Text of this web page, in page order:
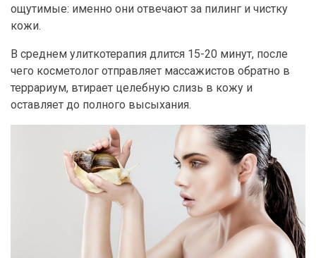
ощутимые: именно они отвечают за пилинг и чистку
кожи.
В среднем улиткотерапия длится 15-20 минут, после
чего косметолог отправляет массажистов обратно в
террариум, втирает целебную слизь в кожу и
оставляет до полного высыхания.